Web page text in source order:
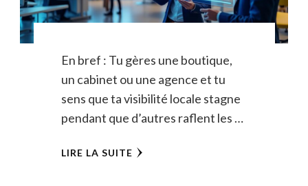
En bref : Tu gères une boutique,
un cabinet ou une agence et tu
sens que ta visibilité locale stagne
pendant que d’autres raflent les …
LIRE LA SUITE